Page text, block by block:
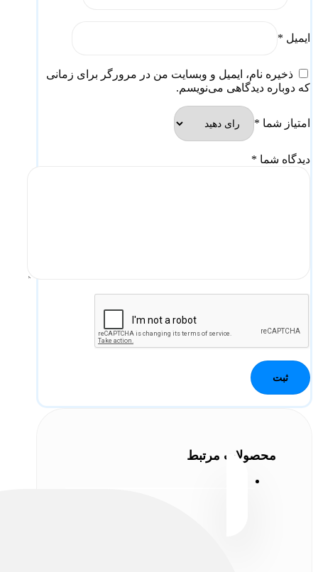
ایمیل *
ذخیره نام، ایمیل و وبسایت من در مرورگر برای زمانی
که دوباره دیدگاهی می‌نویسم.
امتیاز شما *
دیدگاه شما *
محصولات مرتبط